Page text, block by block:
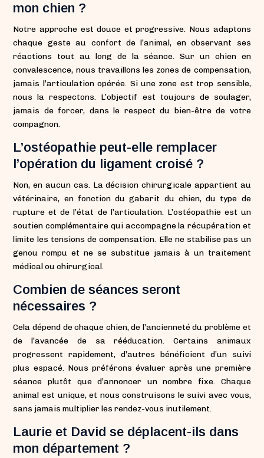
mon chien ?
Notre approche est douce et progressive. Nous adaptons
chaque geste au confort de l’animal, en observant ses
réactions tout au long de la séance. Sur un chien en
convalescence, nous travaillons les zones de compensation,
jamais l’articulation opérée. Si une zone est trop sensible,
nous la respectons. L’objectif est toujours de soulager,
jamais de forcer, dans le respect du bien-être de votre
compagnon.
L’ostéopathie peut-elle remplacer
l’opération du ligament croisé ?
Non, en aucun cas. La décision chirurgicale appartient au
vétérinaire, en fonction du gabarit du chien, du type de
rupture et de l’état de l’articulation. L’ostéopathie est un
soutien complémentaire qui accompagne la récupération et
limite les tensions de compensation. Elle ne stabilise pas un
genou rompu et ne se substitue jamais à un traitement
médical ou chirurgical.
Combien de séances seront
nécessaires ?
Cela dépend de chaque chien, de l’ancienneté du problème et
de l’avancée de sa rééducation. Certains animaux
progressent rapidement, d’autres bénéficient d’un suivi
plus espacé. Nous préférons évaluer après une première
séance plutôt que d’annoncer un nombre fixe. Chaque
animal est unique, et nous construisons le suivi avec vous,
sans jamais multiplier les rendez-vous inutilement.
Laurie et David se déplacent-ils dans
mon département ?